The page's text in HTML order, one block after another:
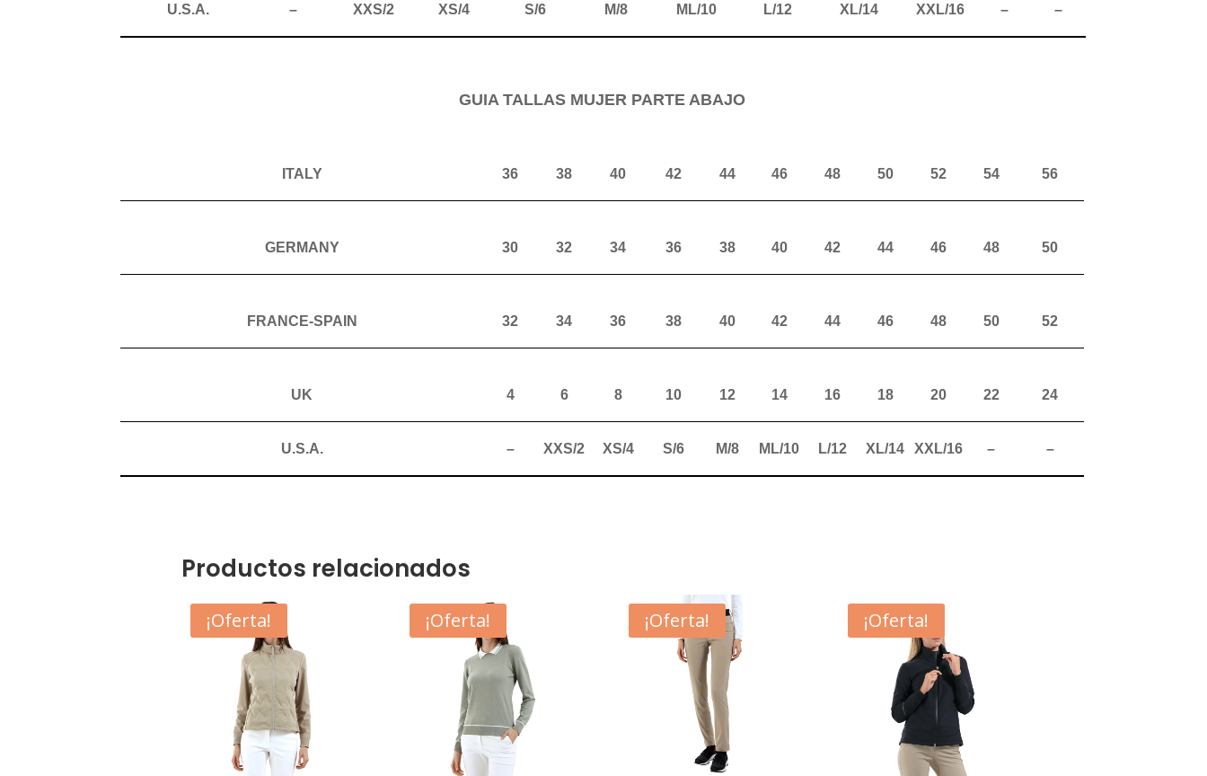
U.S.A. – XXS/2 XS/4 S/6 M/8 ML/10 L/12 XL/14 XXL/16 – –
GUIA TALLAS MUJER PARTE ABAJO
ITALY 36 38 40 42 44 46 48 50 52 54 56
GERMANY 30 32 34 36 38 40 42 44 46 48 50
FRANCE-SPAIN 32 34 36 38 40 42 44 46 48 50 52
UK 4 6 8 10 12 14 16 18 20 22 24
U.S.A. – XXS/2 XS/4 S/6 M/8 ML/10 L/12 XL/14 XXL/16 – –
Productos relacionados
¡Oferta! ¡Oferta! ¡Oferta! ¡Oferta!